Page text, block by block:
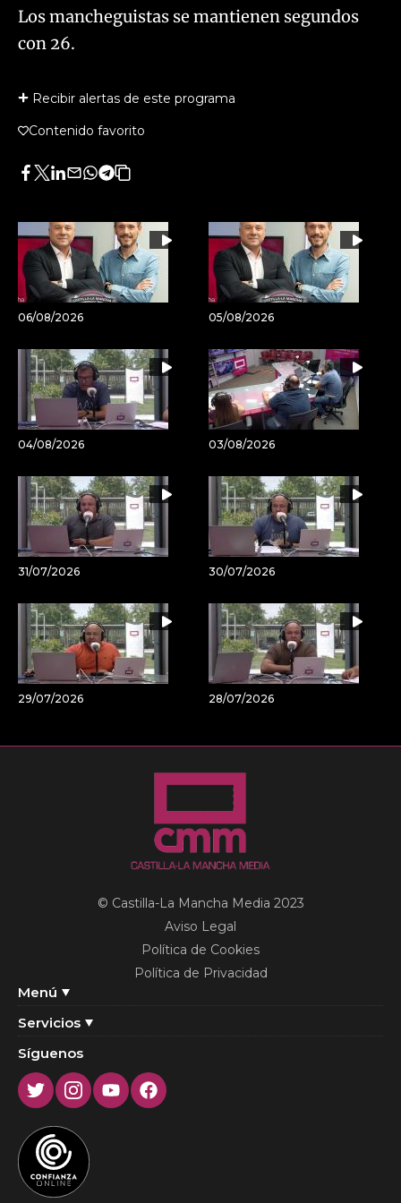
Los mancheguistas se mantienen segundos
con 26.
Recibir alertas de este programa
Contenido favorito
Facebook
Twitter
LinkedIn
Enviar
Whatsapp
Telegram
Copiar
artículo
06/08/2026 05/08/2026
04/08/2026 03/08/2026
31/07/2026 30/07/2026
29/07/2026 28/07/2026
Menú
Servicios
© Castilla-La Mancha Media 2023
Aviso Legal
Política de Cookies
Política de Privacidad
Síguenos
TwitterInstagram
YoutubeFacebook